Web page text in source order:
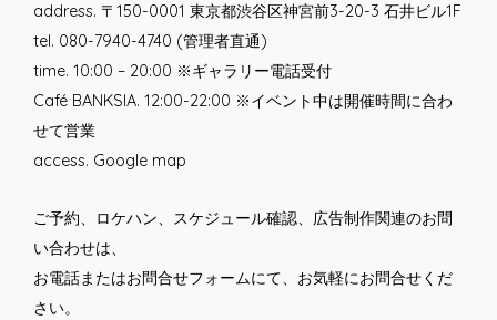
address. 〒150-0001 東京都渋谷区神宮前3-20-3 石井ビル1F
tel. 080-7940-4740 (管理者直通)
time. 10:00 – 20:00 ※ギャラリー電話受付
Café BANKSIA. 12:00-22:00 ※イベント中は開催時間に合わ
せて営業
access. Google map
ご予約、ロケハン、スケジュール確認、広告制作関連のお問
い合わせは、
お電話またはお問合せフォームにて、お気軽にお問合せくだ
さい。